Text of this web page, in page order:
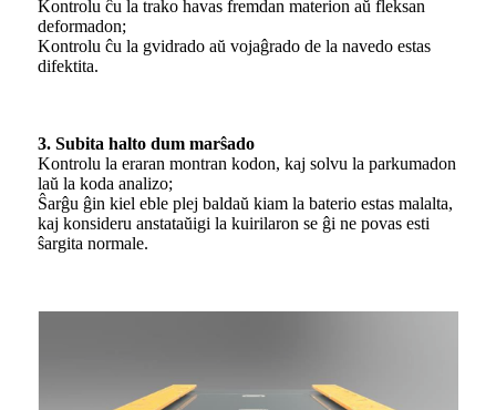
Kontrolu ĉu la trako havas fremdan materion aŭ fleksan
deformadon;
Kontrolu ĉu la gvidrado aŭ vojaĝrado de la navedo estas
difektita.
3. Subita halto dum marŝado
Kontrolu la eraran montran kodon, kaj solvu la parkumadon
laŭ la koda analizo;
Ŝarĝu ĝin kiel eble plej baldaŭ kiam la baterio estas malalta,
kaj konsideru anstataŭigi la kuirilaron se ĝi ne povas esti
ŝargita normale.